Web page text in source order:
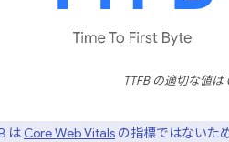
TTFB の適切な値は
は Core Web Vitals の指標ではないた